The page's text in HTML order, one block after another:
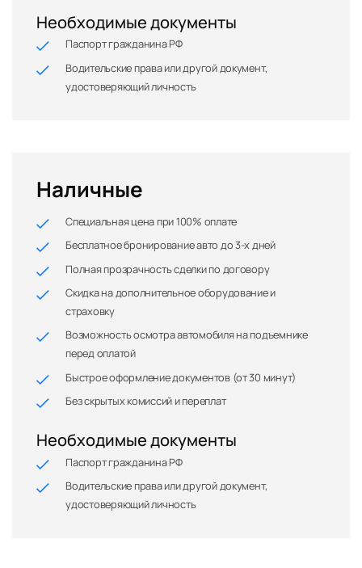
Необходимые документы
Паспорт гражданина РФ
Водительские права или другой документ,
удостоверяющий личность
Наличные
Специальная цена при 100% оплате
Бесплатное бронирование авто до 3-х дней
Полная прозрачность сделки по договору
Скидка на дополнительное оборудование и
страховку
Возможность осмотра автомобиля на подъемнике
перед оплатой
Быстрое оформление документов (от 30 минут)
Без скрытых комиссий и переплат
Необходимые документы
Паспорт гражданина РФ
Водительские права или другой документ,
удостоверяющий личность